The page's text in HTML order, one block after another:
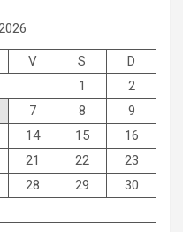
V S
D
1
2
7 8
9
14 15
16
21 22
23
28 29
30